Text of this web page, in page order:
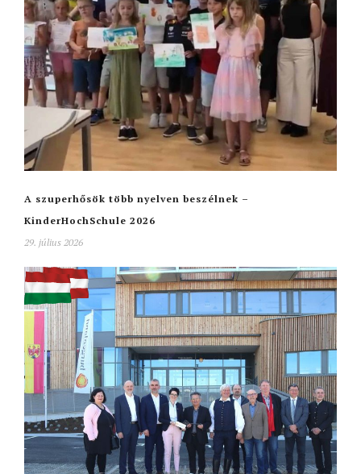
A szuperhősök több nyelven beszélnek –
KinderHochSchule 2026
29. július 2026